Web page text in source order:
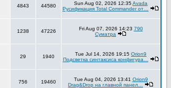
4843 44580 Sun Aug 02, 2026 12:35 Avada
Русификация Total Commander от…
1238 47226 Fri Aug 07, 2026 14:23 790
Суматра
29 1940 Tue Jul 14, 2026 19:15 Orion9
Подсветка синтаксиса конфигура…
756 19460 Tue Aug 04, 2026 13:41 Orion9
Drag&Drop на главной панел…